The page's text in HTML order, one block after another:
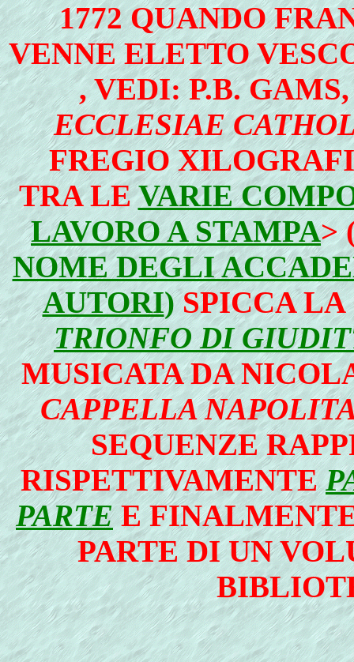
1772 QUANDO
VENNE ELETTO
, VEDI: P.B.
ECCLESIAE
FREGIO
TRA LEVARIE
LAVORO A STAMPA>
NOME DEGLI
AUTORI)SPICCA LA
TRIONFO DI
MUSICATA DA
CAPPELLA
SEQUENZE
RISPETTIVAMENTE
PARTEE
PARTE DI UN